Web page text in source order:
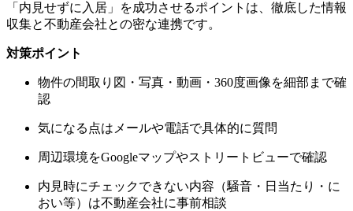
「内見せずに入居」を成功させるポイントは、徹底した情報
収集と不動産会社との密な連携です。
対策ポイント
物件の間取り図・写真・動画・360度画像を細部まで確
認
気になる点はメールや電話で具体的に質問
周辺環境をGoogleマップやストリートビューで確認
内見時にチェックできない内容（騒音・日当たり・に
おい等）は不動産会社に事前相談